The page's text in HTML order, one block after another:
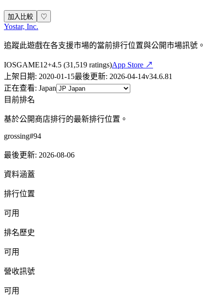
加入比較 ♡
Yostar, Inc.
追蹤此遊戲在各支援市場的當前排行位置與公開市場訊號。
IOSGAME12+4.5 (31,519 ratings)App Store ↗
上架日期: 2020-01-15最後更新: 2026-04-14v34.6.81
正在查看: Japan
目前排名
基於公開商店排行的最新排行位置。
grossing#94
最後更新: 2026-08-06
資料涵蓋
排行位置
可用
排名歷史
可用
營收訊號
可用